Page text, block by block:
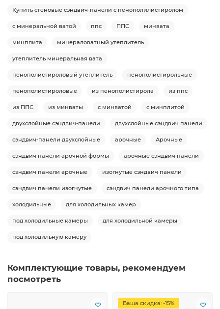
Купить стеновые сэндвич-панели с пенополилистиролом
с минеральной ватой ппс ППС минвата
минплита минераловатный утеплитель
утеплитель минеральная вата
пенополистироловый утеплитель пенополистирольные
пенополистироловые из пенополистирола из ппс
из ППС из минваты с минватой с минплитой
двухслойные сэндвич-панели двухслойные сэндвич панели
сэндвич-панели двухслойные арочные Арочные
сэндвич панели арочной формы арочные сэндвич панели
сэндвич панели арочные изогнутые сэндвич панели
сэндвич панели изогнутые сэндвич панели арочного типа
холодильные для холодильных камер
под холодильные камеры для холодильной камеры
под холодильную камеру
Комплектующие товары, рекомендуем
посмотреть
Ваша скидка: -15%